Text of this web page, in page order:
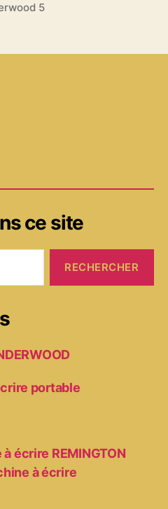
5
ce site
portable
écrire REMINGTON
à écrire